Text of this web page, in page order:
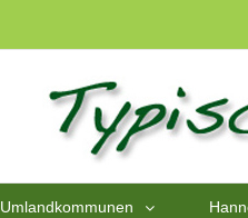
Umlandkommunen